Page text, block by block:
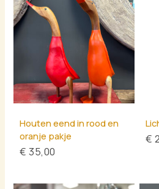
Houten eend in rood en
oranje pakje
€ 35,00
€